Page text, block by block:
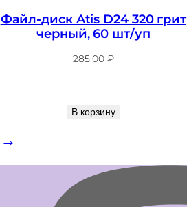
Файл-диск Atis D24 320 грит
черный, 60 шт/уп
285,00 ₽
В корзину
→